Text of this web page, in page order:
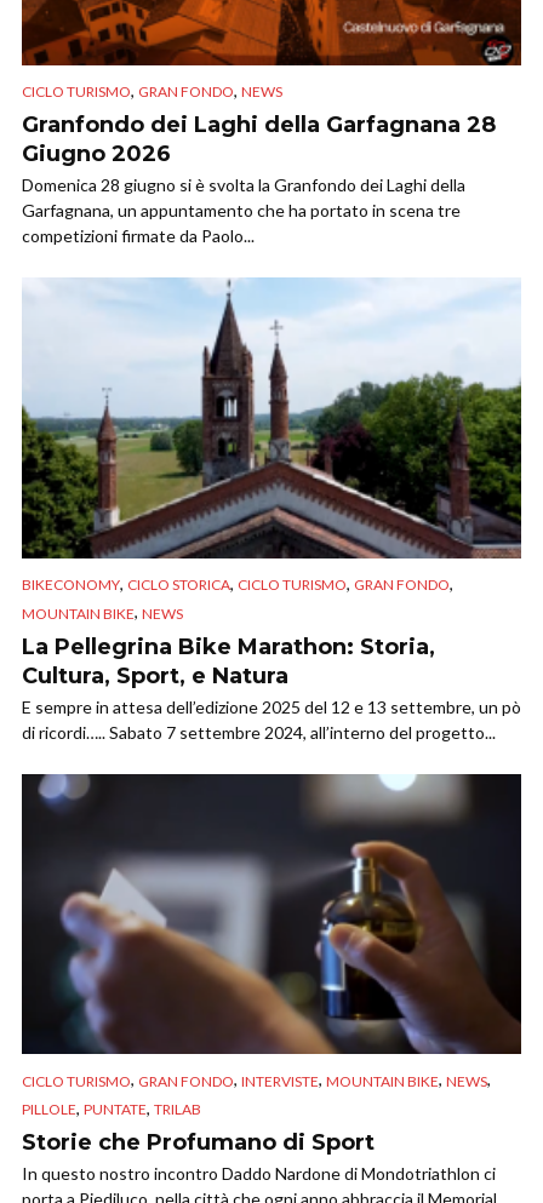
CICLO TURISMO, GRAN FONDO, NEWS
Granfondo dei Laghi della Garfagnana 28
Giugno 2026
Domenica 28 giugno si è svolta la Granfondo dei Laghi della
Garfagnana, un appuntamento che ha portato in scena tre
competizioni firmate da Paolo...
BIKECONOMY, CICLO STORICA, CICLO TURISMO, GRAN FONDO,
MOUNTAIN BIKE, NEWS
La Pellegrina Bike Marathon: Storia,
Cultura, Sport, e Natura
E sempre in attesa dell’edizione 2025 del 12 e 13 settembre, un pò
di ricordi….. Sabato 7 settembre 2024, all’interno del progetto...
CICLO TURISMO, GRAN FONDO, INTERVISTE, MOUNTAIN BIKE, NEWS,
PILLOLE, PUNTATE, TRILAB
Storie che Profumano di Sport
In questo nostro incontro Daddo Nardone di Mondotriathlon ci
porta a Piediluco, nella città che ogni anno abbraccia il Memorial